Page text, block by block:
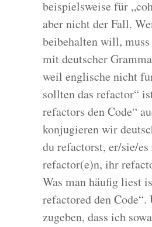
beispielsweise für
aber nicht der Fall.
beibehalten will,
mit deutscher
weil englische nicht
sollten das refactor“
refactors den Code“
konjugieren wir
du refactorst, er/sie/
refactor(e)n, ihr
Was man häufig liest
refactored den Code“.
zugeben, dass ich